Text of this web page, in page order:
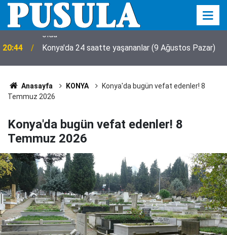
20:44 Konya'da 24 saatte yaşananlar (9 Ağustos Pazar)
Anasayfa KONYA
Konya'da bugün vefat edenler! 8
Temmuz 2026
Konya'da bugün vefat edenler! 8
Temmuz 2026